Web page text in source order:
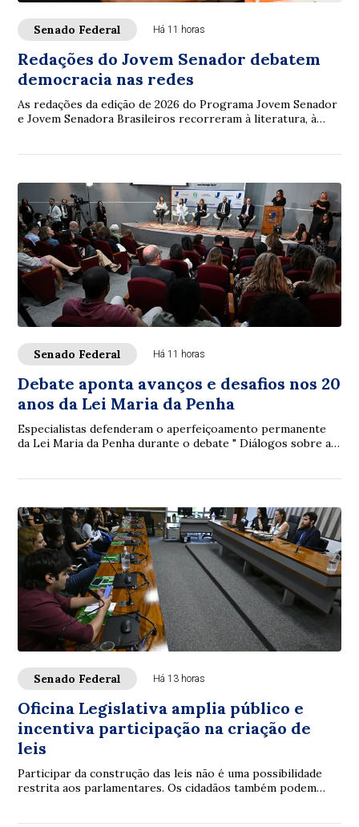
Senado Federal Há 11 horas
Redações do Jovem Senador debatem
democracia nas redes
As redações da edição de 2026 do Programa Jovem Senador
e Jovem Senadora Brasileiros recorreram à literatura, à
Senado Federal Há 11 horas
Debate aponta avanços e desafios nos 20
anos da Lei Maria da Penha
Especialistas defenderam o aperfeiçoamento permanente
da Lei Maria da Penha durante o debate " Diálogos sobre a
Senado Federal Há 13 horas
Oficina Legislativa amplia público e
incentiva participação na criação de
leis
Participar da construção das leis não é uma possibilidade
restrita aos parlamentares. Os cidadãos também podem